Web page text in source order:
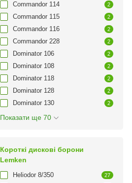
Commandor 114 2
Commandor 115 2
Commandor 116 2
Commandor 228 2
Dominator 106 2
Dominator 108 2
Dominator 118 2
Dominator 128 2
Dominator 130 2
Показати ще 70
Короткі дискові борони
Lemken
Heliodor 8/350 27